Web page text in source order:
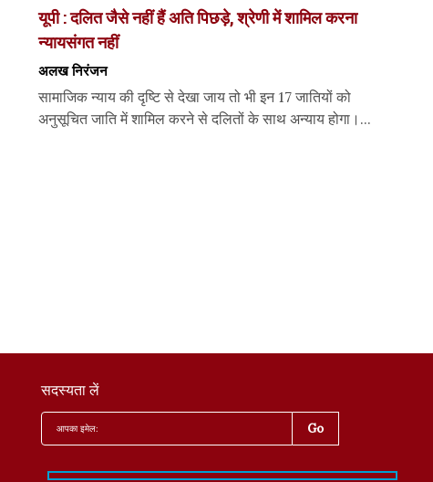
यूपी : दलित जैसे नहीं हैं अति पिछड़े, श्रेणी में शामिल करना
न्यायसंगत नहीं
अलख निरंजन
सामाजिक न्याय की दृष्टि से देखा जाय तो भी इन 17 जातियों को
अनुसूचित जाति में शामिल करने से दलितों के साथ अन्याय होगा।...
सदस्यता लें